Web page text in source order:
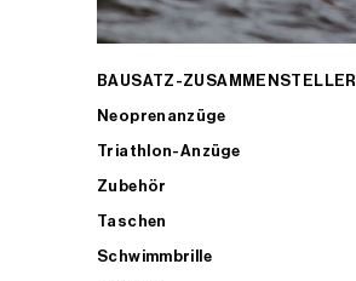
BAUSATZ-ZUSAMMENSTELLER
Neoprenanzüge
Triathlon-Anzüge
Zubehör
Taschen
Schwimmbrille